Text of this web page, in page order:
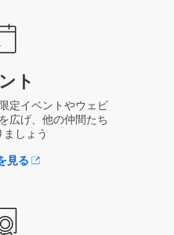
ト
定イベントやウェビ
広げ、他の仲間たち
ましょう
見る